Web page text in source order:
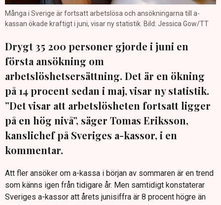
Många i Sverige är fortsatt arbetslösa och ansökningarna till a-
kassan ökade kraftigt i juni, visar ny statistik. Bild: Jessica Gow/TT
Drygt 35 200 personer gjorde i juni en
första ansökning om
arbetslöshetsersättning. Det är en ökning
på 14 procent sedan i maj, visar ny statistik.
”Det visar att arbetslösheten fortsatt ligger
på en hög nivå”, säger Tomas Eriksson,
kanslichef på Sveriges a-kassor, i en
kommentar.
Att fler ansöker om a-kassa i början av sommaren är en trend
som känns igen från tidigare år. Men samtidigt konstaterar
Sveriges a-kassor att årets junisiffra är 8 procent högre än